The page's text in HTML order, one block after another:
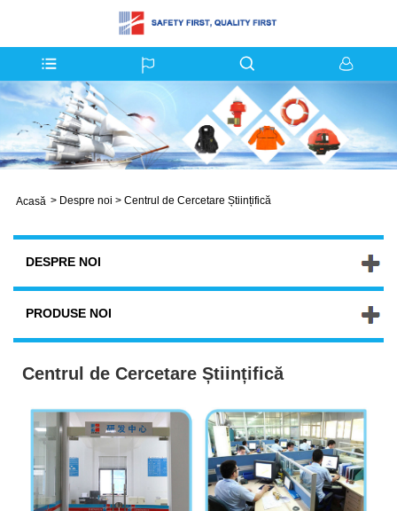
Acasă > Despre noi > Centrul de Cercetare Științifică
DESPRE NOI
PRODUSE NOI
Centrul de Cercetare Științifică